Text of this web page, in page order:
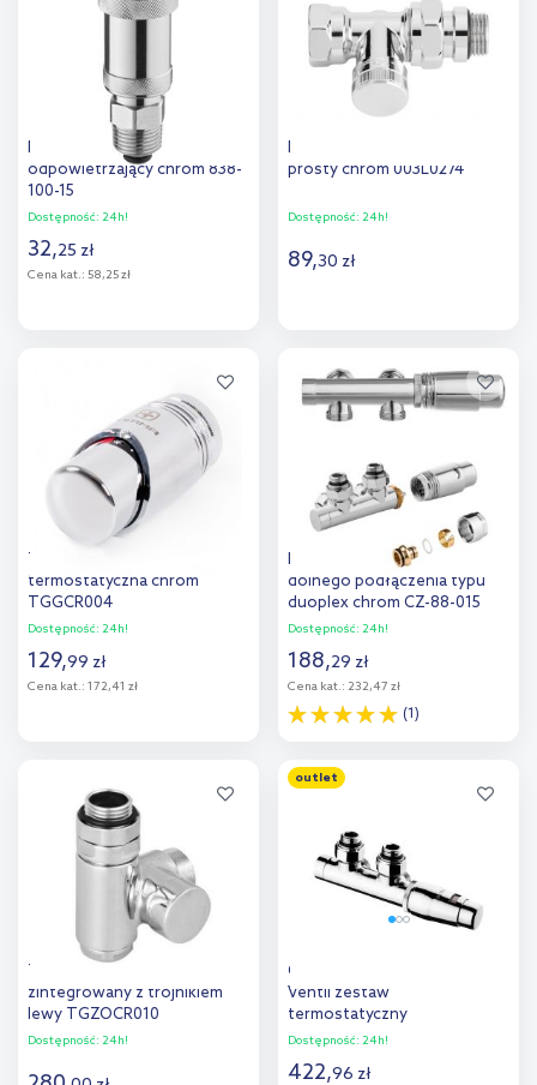
porównania
KFA Armatura zawór
odpowietrzający chrom 838-
100-15
Dostępność: 24h!
32,25 zł
Cena kat.: 58,25 zł
porównania
Danfoss RLV-CX zawór
prosty chrom 003L0274
Dostępność: 24h!
89,30 zł
Dodaj do
porównania
Terma Noble głowica
termostatyczna chrom
TGGCR004
Dostępność: 24h!
129,99 zł
Cena kat.: 172,41 zł
Dodaj do
porównania
Invena PROV zestaw do
dolnego podłączenia typu
duoplex chrom CZ-88-015
Dostępność: 24h!
188,29 zł
Cena kat.: 232,47 zł
(1)
Dodaj do
porównania
Terma zawór odcinający
zintegrowany z trójnikiem
lewy TGZOCR010
Dostępność: 24h!
outlet
Outlet - Oltens Varmare
Ventil zestaw
termostatyczny
zintegrowany grzejnikowy
Dostępność: 24h!
422,96 zł